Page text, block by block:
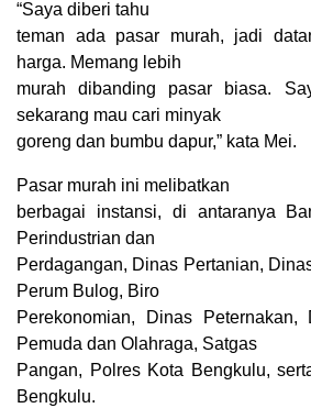
“Saya diberi tahu
teman ada pasar murah, jadi
harga. Memang lebih
murah dibanding pasar biasa.
sekarang mau cari minyak
goreng dan bumbu dapur,” kata Mei.
Pasar murah ini melibatkan
berbagai instansi, di antaranya
Perindustrian dan
Perdagangan, Dinas Pertanian,
Perum Bulog, Biro
Perekonomian, Dinas
Pemuda dan Olahraga, Satgas
Pangan, Polres Kota Bengkulu,
Bengkulu.